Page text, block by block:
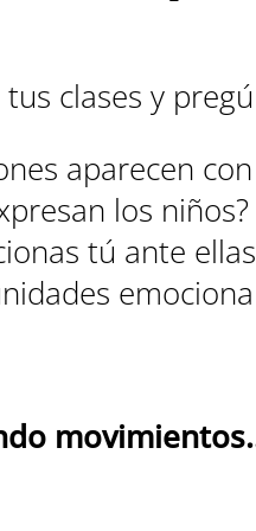
clases y
aparecen
los niños?
tú ante